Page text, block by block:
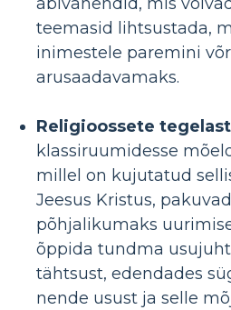
teemasid lihtsustada,
inimestele paremini
arusaadavamaks.
Religioossete
klassiruumidesse
millel on kujutatud
Jeesus Kristus,
põhjalikumaks
õppida tundma
tähtsust, edendades
nende usust ja selle